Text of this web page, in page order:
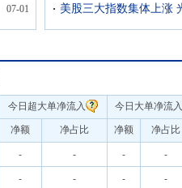
07-01
今日超大单净流入 今日大单净流入
净额 净占比 净额 净占比
- - - -
- - - -